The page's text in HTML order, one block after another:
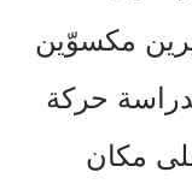
مكسوّين
حركة
مكان